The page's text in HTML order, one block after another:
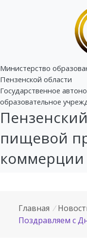
Министерство
Пензенской области
Государственное
образовательное
пищевой
коммерции
Главная /
Поздравляем с